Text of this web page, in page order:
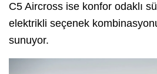
C5 Aircross ise konfor odaklı
elektrikli seçenek
sunuyor.